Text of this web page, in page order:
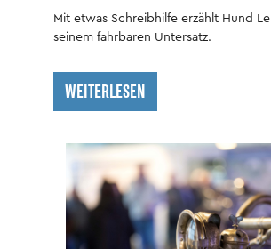
Mit etwas Schreibhilfe erzählt Hund
seinem fahrbaren Untersatz.
WEITERLESEN